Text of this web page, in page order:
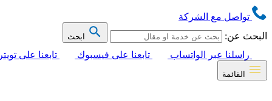
تواصل مع الشركة
البحث عن:
ابحث
راسلنا عبر الواتساب تابعنا على فيسبوك تابعنا على تويتر
القائمة